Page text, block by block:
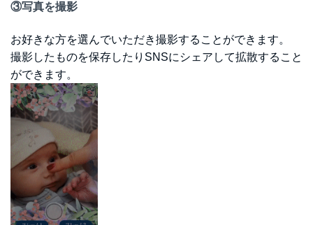
③写真を撮影
お好きな方を選んでいただき撮影することができます。
撮影したものを保存したりSNSにシェアして拡散すること
ができます。